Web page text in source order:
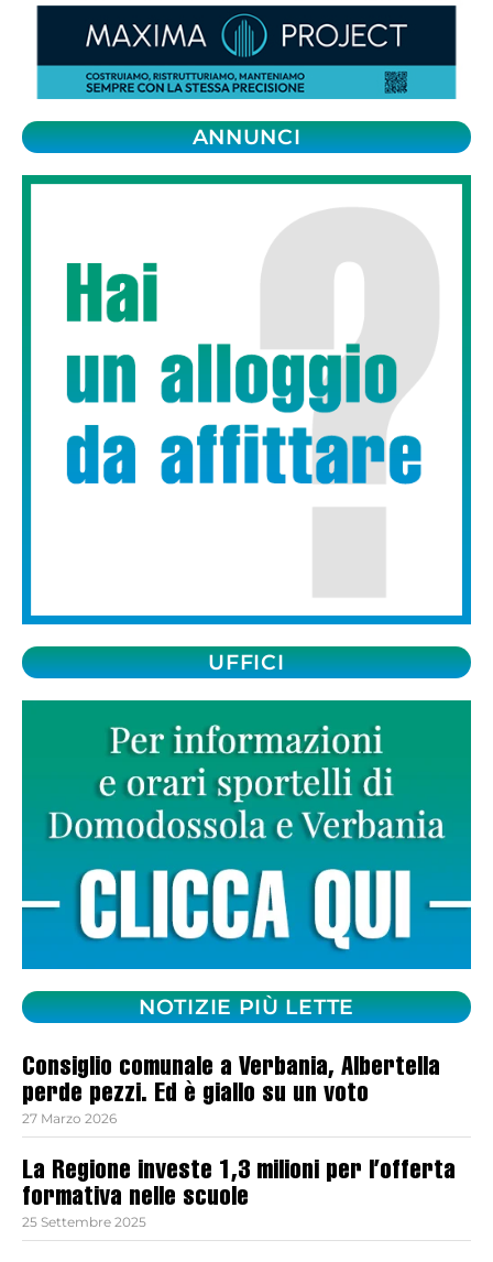
ANNUNCI
UFFICI
NOTIZIE PIÙ LETTE
Consiglio comunale a Verbania, Albertella
perde pezzi. Ed è giallo su un voto
27 Marzo 2026
La Regione investe 1,3 milioni per l’offerta
formativa nelle scuole
25 Settembre 2025